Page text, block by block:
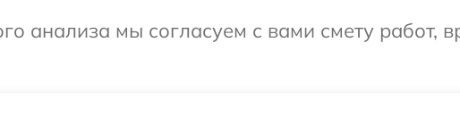
анализа мы согласуем с вами смету работ,